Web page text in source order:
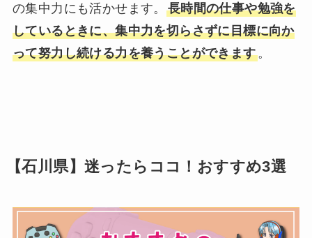
の集中力にも活かせます。 長時間の仕事や勉強を
しているときに、集中力を切らさずに目標に向か
って努力し続ける力を養うことができます。
【石川県】迷ったらココ！おすすめ3選